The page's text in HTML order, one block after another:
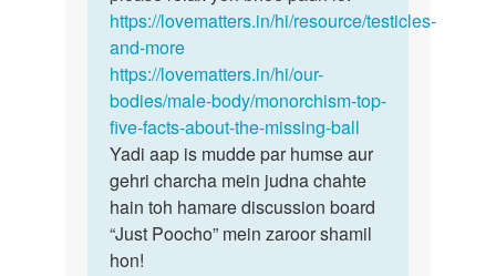
tarf…
by
saroj
kumar
https://lovematters.in/hi/resource/testicles-
and-more
https://lovematters.in/hi/our-
bodies/male-body/monorchism-top-
five-facts-about-the-missing-ball
Yadi aap is mudde par humse aur
gehri charcha mein judna chahte
hain toh hamare discussion board
“Just Poocho” mein zaroor shamil
hon!